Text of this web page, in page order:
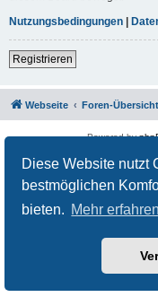
Diese Website nutzt
bestmöglichen
bieten. Mehr erfahren
Nutzungsbedingungen
Registrieren
Webseite Foren-Übersicht
Powered by